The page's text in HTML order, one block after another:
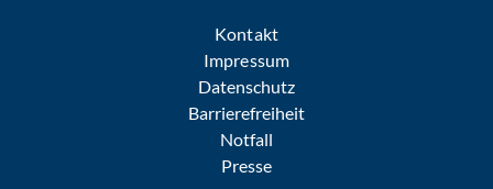
Kontakt
Impressum
Datenschutz
Barrierefreiheit
Notfall
Presse